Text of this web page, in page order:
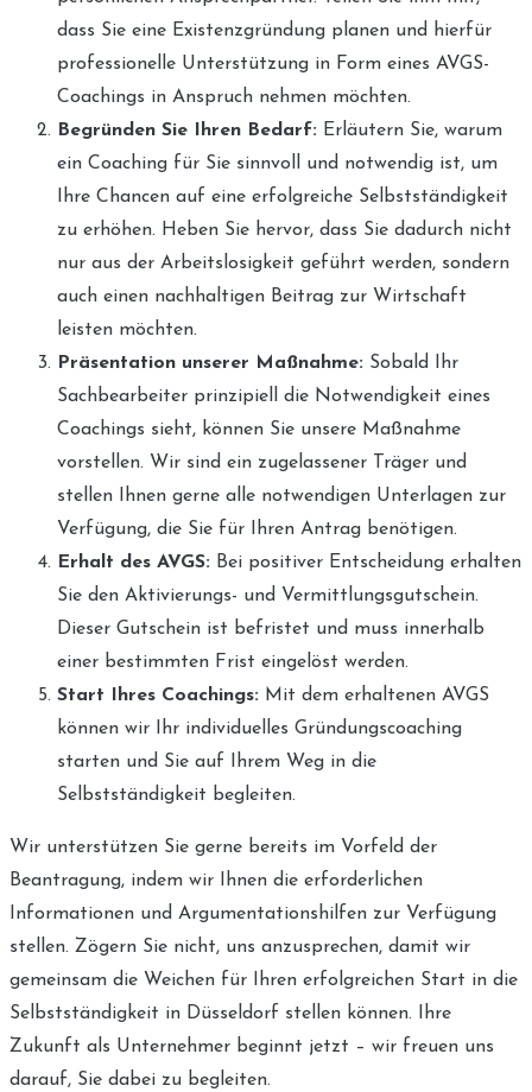
dass Sie eine Existenzgründung planen und hierfür
professionelle Unterstützung in Form eines AVGS-
Coachings in Anspruch nehmen möchten.
Begründen Sie Ihren Bedarf: Erläutern Sie, warum
ein Coaching für Sie sinnvoll und notwendig ist, um
Ihre Chancen auf eine erfolgreiche Selbstständigkeit
zu erhöhen. Heben Sie hervor, dass Sie dadurch nicht
nur aus der Arbeitslosigkeit geführt werden, sondern
auch einen nachhaltigen Beitrag zur Wirtschaft
leisten möchten.
Präsentation unserer Maßnahme: Sobald Ihr
Sachbearbeiter prinzipiell die Notwendigkeit eines
Coachings sieht, können Sie unsere Maßnahme
vorstellen. Wir sind ein zugelassener Träger und
stellen Ihnen gerne alle notwendigen Unterlagen zur
Verfügung, die Sie für Ihren Antrag benötigen.
Erhalt des AVGS: Bei positiver Entscheidung erhalten
Sie den Aktivierungs- und Vermittlungsgutschein.
Dieser Gutschein ist befristet und muss innerhalb
einer bestimmten Frist eingelöst werden.
Start Ihres Coachings: Mit dem erhaltenen AVGS
können wir Ihr individuelles Gründungscoaching
starten und Sie auf Ihrem Weg in die
Selbstständigkeit begleiten.
Wir unterstützen Sie gerne bereits im Vorfeld der
Beantragung, indem wir Ihnen die erforderlichen
Informationen und Argumentationshilfen zur Verfügung
stellen. Zögern Sie nicht, uns anzusprechen, damit wir
gemeinsam die Weichen für Ihren erfolgreichen Start in die
Selbstständigkeit in Düsseldorf stellen können. Ihre
Zukunft als Unternehmer beginnt jetzt – wir freuen uns
darauf, Sie dabei zu begleiten.